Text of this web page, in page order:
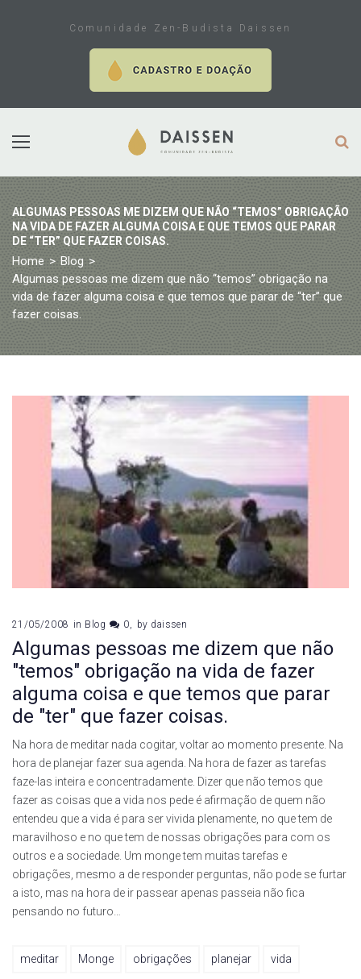
Comunidade Zen-Budista Daissen
ALGUMAS PESSOAS ME DIZEM QUE NÃO “TEMOS” OBRIGAÇÃO
NA VIDA DE FAZER ALGUMA COISA E QUE TEMOS QUE PARAR
DE “TER” QUE FAZER COISAS.
Home > Blog >
Algumas pessoas me dizem que não “temos” obrigação na
vida de fazer alguma coisa e que temos que parar de “ter” que
fazer coisas.
21/05/2008 in Blog 0 by daissen
Algumas pessoas me dizem que não
"temos" obrigação na vida de fazer
alguma coisa e que temos que parar
de "ter" que fazer coisas.
Na hora de meditar nada cogitar, voltar ao momento presente. Na
hora de planejar fazer sua agenda. Na hora de fazer as tarefas
faze-las inteira e concentradamente. Dizer que não temos que
fazer as coisas que a vida nos pede é afirmação de quem não
entendeu que a vida é para ser vivida plenamente, no que tem de
maravilhoso e no que tem de nossas obrigações para com os
outros e a sociedade. Um monge tem muitas tarefas e
obrigações, mesmo a de responder perguntas, não pode se furtar
a isto, mas na hora de ir passear apenas passeia não fica
pensando no futuro…
meditar Monge obrigações planejar vida